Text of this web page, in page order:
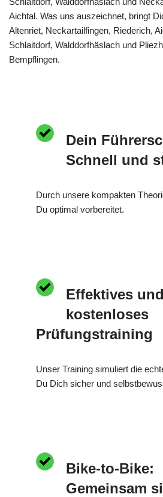
Aichtal. Was uns auszeichnet, bringt
Altenriet, Neckartailfingen, Riederich,
Schlaitdorf, Walddorfhäslach und
Bempflingen.
Dein
Schnell und
Durch unsere kompakten
Du optimal vorbereitet.
Effektives und
kostenloses
Prüfungstraining
Unser Training simuliert die
Du Dich sicher und
Bike-to-Bike:
Gemeinsam